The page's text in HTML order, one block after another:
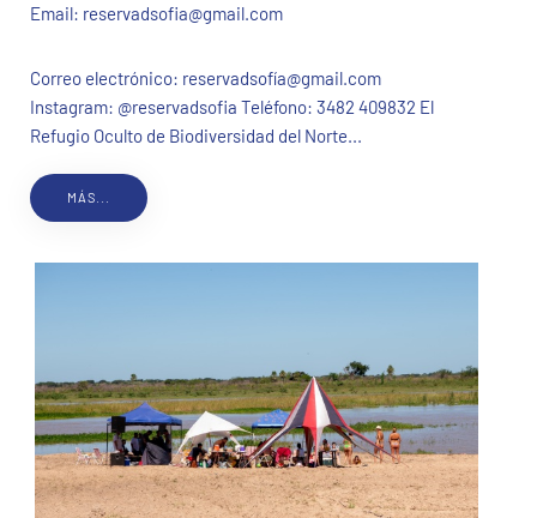
Email: reservadsofia@gmail.com
Correo electrónico: reservadsofía@gmail.com
Instagram: @reservadsofia Teléfono: 3482 409832 El
Refugio Oculto de Biodiversidad del Norte...
MÁS...